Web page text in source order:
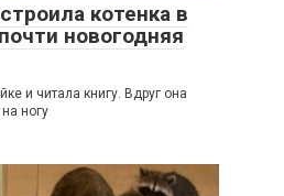
котенка в
новогодняя
и читала книгу. Вдруг она
ногу